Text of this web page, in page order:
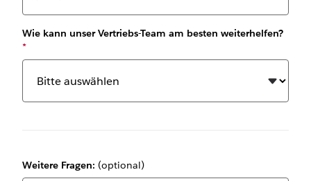
Wie kann unser Vertriebs-Team am besten weiterhelfen?
*
Weitere Fragen: (optional)